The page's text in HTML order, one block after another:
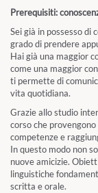
Prerequisiti:
Sei già in possesso di
grado di prendere
Hai già una maggior
come una maggior
ti permette di
vita quotidiana.
Grazie allo studio
corso che
competenze e
In questo modo non
nuove amicizie.
linguistiche
scritta e orale.